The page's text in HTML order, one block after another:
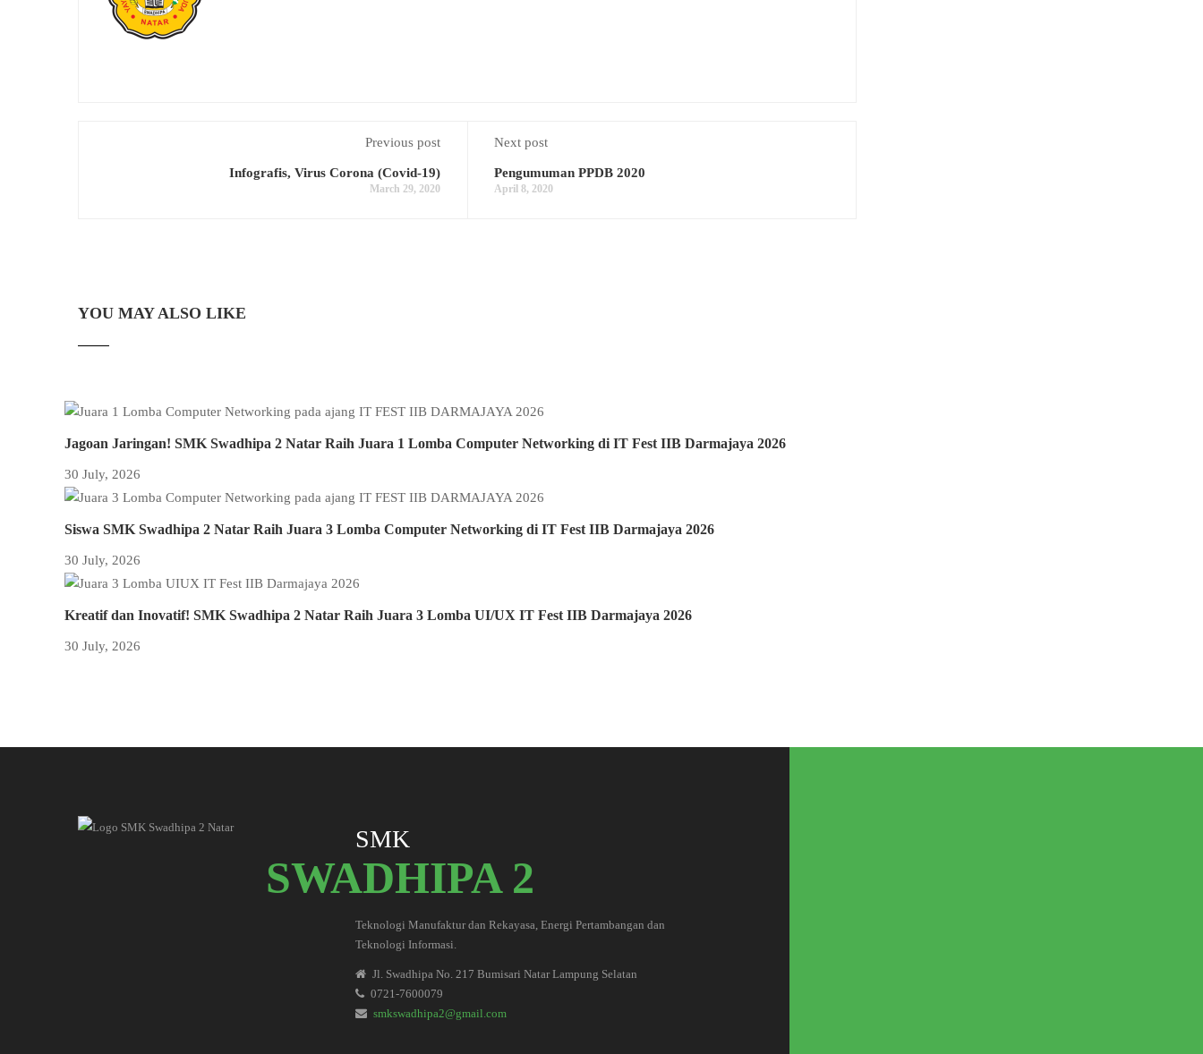
Previous post
Infografis, Virus Corona (Covid-19)
March 29, 2020
Next post
Pengumuman PPDB 2020
April 8, 2020
YOU MAY ALSO LIKE
Jagoan Jaringan! SMK Swadhipa 2 Natar Raih Juara 1 Lomba Computer Networking di IT Fest IIB Darmajaya 2026
30 July, 2026
Siswa SMK Swadhipa 2 Natar Raih Juara 3 Lomba Computer Networking di IT Fest IIB Darmajaya 2026
30 July, 2026
Kreatif dan Inovatif! SMK Swadhipa 2 Natar Raih Juara 3 Lomba UI/UX IT Fest IIB Darmajaya 2026
30 July, 2026
SMK
SWADHIPA 2
Teknologi Manufaktur dan Rekayasa, Energi Pertambangan dan
Teknologi Informasi.
Jl. Swadhipa No. 217 Bumisari Natar Lampung Selatan
0721-7600079
smkswadhipa2@gmail.com